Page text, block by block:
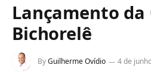
Lançamento da
Bichorelê
ByGuilherme Ovídio 4 de